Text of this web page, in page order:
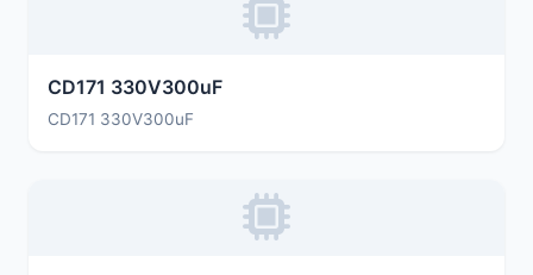
CD171 330V300uF
CD171 330V300uF